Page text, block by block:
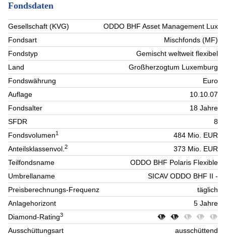
Fondsdaten
Gesellschaft (KVG)
ODDO BHF Asset Management Lux
Fondsart
Mischfonds (MF)
Fondstyp
Gemischt weltweit flexibel
Land
Großherzogtum Luxemburg
Fondswährung
Euro
Auflage
10.10.07
Fondsalter
18 Jahre
SFDR
8
Fondsvolumen1
484 Mio. EUR
Anteilsklassenvol.2
373 Mio. EUR
Teilfondsname
ODDO BHF Polaris Flexible
Umbrellaname
SICAV ODDO BHF II -
Preisberechnungs-Frequenz
täglich
Anlagehorizont
5 Jahre
Diamond-Rating3
Ausschüttungsart ausschüttend